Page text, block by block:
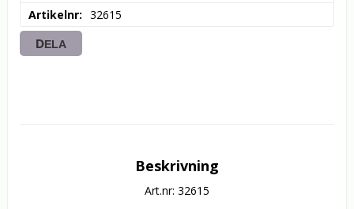
Artikelnr
32615
DELA
Beskrivning
Art.nr: 32615